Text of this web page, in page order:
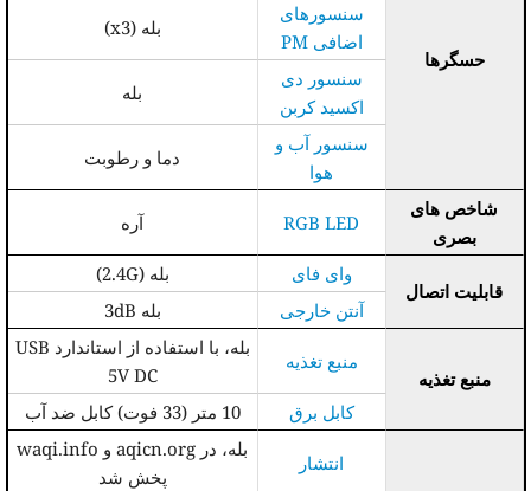
حسگرها
سنسورهای
اضافی PM
بله (x3)
سنسور دی
اکسید کربن
بله
سنسور آب و
هوا
دما و رطوبت
شاخص های
بصری
RGB LED آره
قابلیت اتصال
وای فای
بله (2.4G)
آنتن خارجی
بله 3dB
منبع تغذیه
منبع تغذیه
بله، با استفاده از استاندارد USB
5V DC
کابل برق
10 متر (33 فوت) کابل ضد آب
انتشار
بله، در aqicn.org و waqi.info
پخش شد